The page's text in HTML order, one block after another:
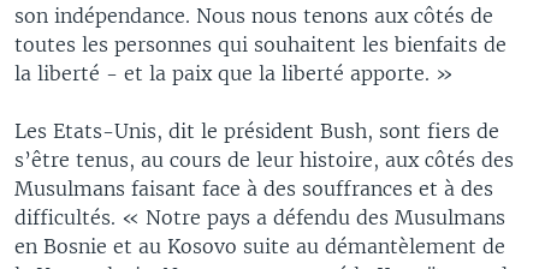
son indépendance. Nous nous tenons aux côtés de
toutes les personnes qui souhaitent les bienfaits de
la liberté - et la paix que la liberté apporte. »
Les Etats-Unis, dit le président Bush, sont fiers de
s’être tenus, au cours de leur histoire, aux côtés des
Musulmans faisant face à des souffrances et à des
difficultés. « Notre pays a défendu des Musulmans
en Bosnie et au Kosovo suite au démantèlement de